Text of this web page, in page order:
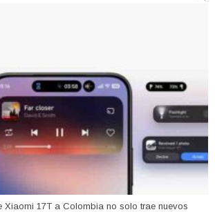
Xiaomi 17T a Colombia no solo trae nuevos